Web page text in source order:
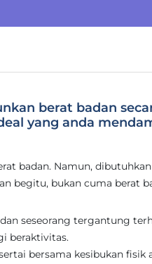
berat badan
yang anda
badan. Namun,
begitu, bukan cuma berat
seseorang tergantung
beraktivitas.
bersama kesibukan fisik